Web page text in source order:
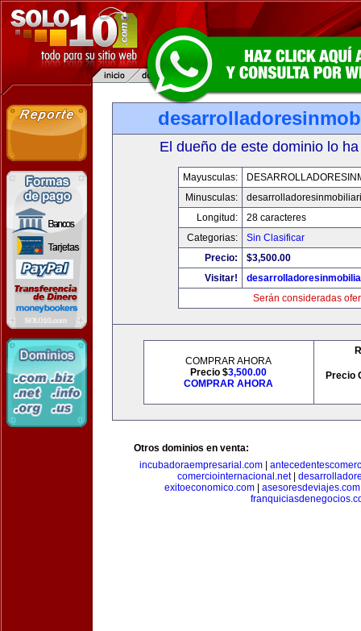
El dueño de este dominio lo
Mayusculas:
Minusculas:
Longitud:
28 caracteres
Categorias:
Sin Clasificar
Precio:
$3,500.00
Visitar!
Serán consideradas
COMPRAR AHORA
Precio $3,500.00
COMPRAR AHORA
Precio
Otros dominios en venta:
incubadoraempresarial.com
comerciointernacional.net|
exitoeconomico.com| asesoresdeviajes.com